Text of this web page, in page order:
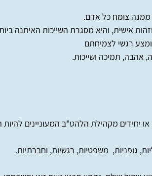
צומח כל אדם.
אישית, והיא מסגרת השייכות האיתנה
רגשי לצמיחתם
אהבה, תמיכה ושייכות.
יחידים מקהילת הלהט"ב המעוניינים
גופניות, משפטיות, רגשיות, וחברתיות.